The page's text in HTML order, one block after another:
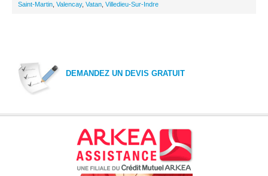
Saint-Martin Valencay, Vatan Villedieu-Sur-Indre
DEMANDEZ UN DEVIS GRATUIT